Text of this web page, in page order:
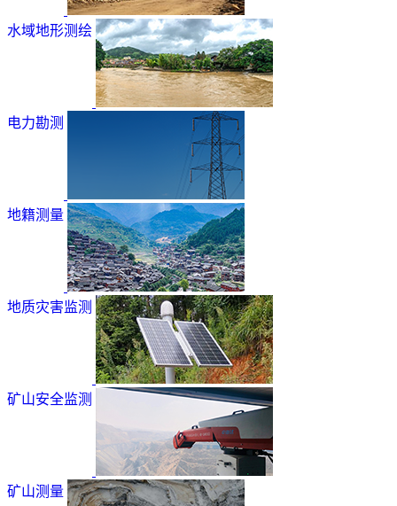
水域地形测绘
电力勘测
地籍测量
地质灾害监测
矿山安全监测
矿山测量